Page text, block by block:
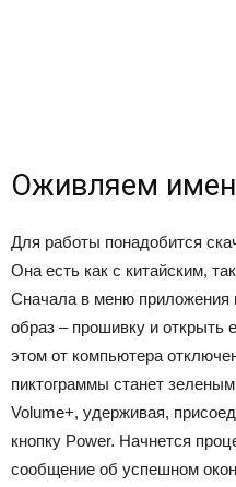
Оживляем
Для работы понадобится
Она есть как с китайским,
Сначала в меню
образ – прошивку и открыть
этом от компьютера
пиктограммы станет
Volume+, удерживая,
кнопку Power. Начнется
сообщение об успешном